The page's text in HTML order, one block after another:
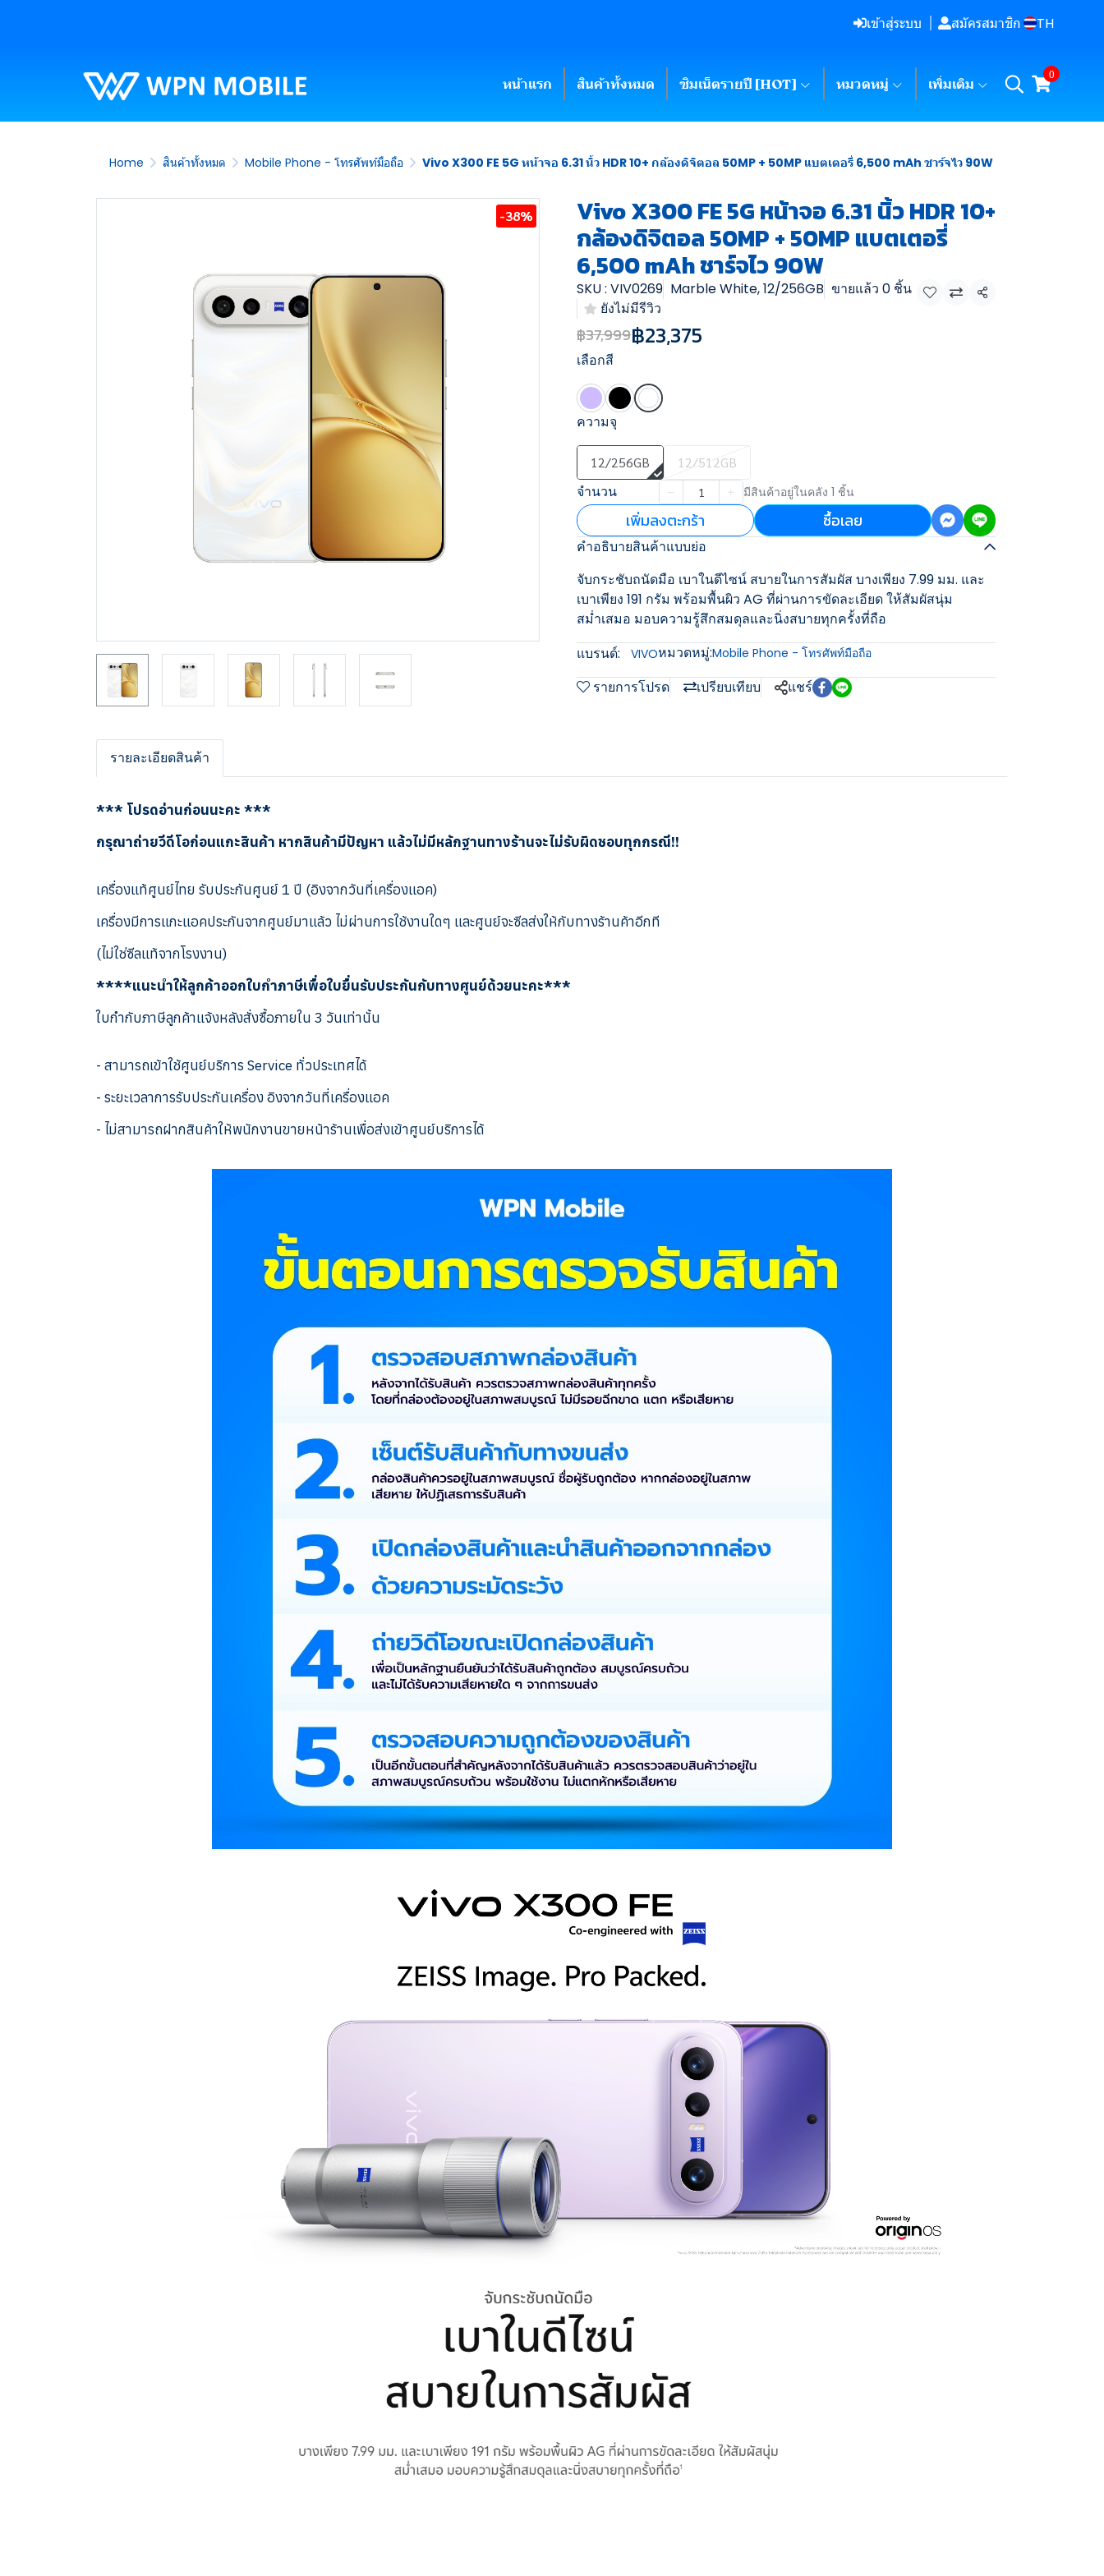
เข้าสู่ระบบ สมัครสมาชิก TH
หน้าแรก สินค้าทั้งหมด ซิมเน็ตรายปี [HOT] หมวดหมู่ เพิ่มเติม
0
Home สินค้าทั้งหมด Mobile Phone - โทรศัพท์มือถือ Vivo X300 FE 5G หน้าจอ 6.31 นิ้ว HDR 10+ กล้องดิจิตอล 50MP + 50MP แบตเตอรี่ 6,500 mAh ชาร์จไว 90W
-38% Vivo X300 FE 5G หน้าจอ 6.31 นิ้ว HDR 10+
กล้องดิจิตอล 50MP + 50MP แบตเตอรี่
6,500 mAh ชาร์จไว 90W
SKU : VIV0269 Marble White, 12/256GB ขายแล้ว 0 ชิ้น
ยังไม่มีรีวิว
แชร์
฿37,999฿23,375
เลือกสี
ความจุ
12/256GB 12/512GB
จำนวน มีสินค้าอยู่ในคลัง 1 ชิ้น
เพิ่มลงตะกร้า ซื้อเลย
คำอธิบายสินค้าแบบย่อ
จับกระชับถนัดมือ เบาในดีไซน์ สบายในการสัมผัส บางเพียง 7.99 มม. และ
เบาเพียง 191 กรัม พร้อมพื้นผิว AG ที่ผ่านการขัดละเอียด ให้สัมผัสนุ่ม
สม่ำเสมอ มอบความรู้สึกสมดุลและนิ่งสบายทุกครั้งที่ถือ
แบรนด์:
VIVOหมวดหมู่:Mobile Phone - โทรศัพท์มือถือ
รายการโปรด เปรียบเทียบ แชร์
รายละเอียดสินค้า
*** โปรดอ่านก่อนนะคะ ***
กรุณาถ่ายวีดีโอก่อนแกะสินค้า หากสินค้ามีปัญหา แล้วไม่มีหลักฐานทางร้านจะไม่รับผิดชอบทุกกรณี!!
เครื่องแท้ศูนย์ไทย รับประกันศูนย์ 1 ปี (อิงจากวันที่เครื่องแอค)
เครื่องมีการแกะแอคประกันจากศูนย์มาแล้ว ไม่ผ่านการใช้งานใดๆ และศูนย์จะซีลส่งให้กับทางร้านค้าอีกที
(ไม่ใช่ซีลแท้จากโรงงาน)
****แนะนำให้ลูกค้าออกใบกำภาษีเพื่อใบยื่นรับประกันกับทางศูนย์ด้วยนะคะ***
ใบกำกับภาษีลูกค้าแจ้งหลังสั่งซื้อภายใน 3 วันเท่านั้น
- สามารถเข้าใช้ศูนย์บริการ Service ทั่วประเทศได้
- ระยะเวลาการรับประกันเครื่อง อิงจากวันที่เครื่องแอค
- ไม่สามารถฝากสินค้าให้พนักงานขายหน้าร้านเพื่อส่งเข้าศูนย์บริการได้